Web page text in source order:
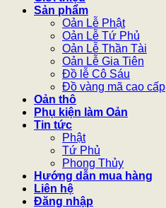
Sản phẩm
Oản Lễ Phật
Oản Lễ Tứ Phủ
Oản Lễ Thần Tài
Oản Lễ Gia Tiên
Đồ lễ Cô Sáu
Đồ vàng mã cao cấp
Oản thô
Phụ kiện làm Oản
Tin tức
Phật
Tứ Phủ
Phong Thủy
Hướng dẫn mua hàng
Liên hệ
Đăng nhập